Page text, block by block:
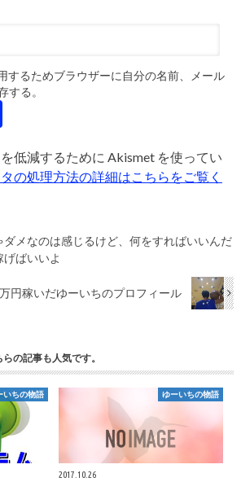
するためブラウザーに自分の名前、メール
する。
低減するために Akismet を使ってい
の処理方法の詳細はこちらをご覧く
ダメなのは感じるけど、何をすればいいんだ
ばいいよ
円稼いだゆーいちのプロフィール
らの記事も人気です。
いちの物語 ゆーいちの物語
2017.10.26